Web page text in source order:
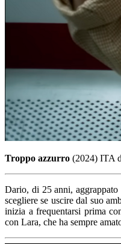
Troppo azzurro (2024) ITA
Dario, di 25 anni, aggrappato
scegliere se uscire dal suo
inizia a frequentarsi prima
con Lara, che ha sempre